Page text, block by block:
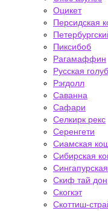
Оцикет
Персидская
Пиксибоб
Рагамаффин
Русская
Рэгдолл
Саванна
Сафари
Селкирк рекс
Серенгети
Сиамская
Сибирская
Скиф тай дон
Скогкэт
Скоттиш-